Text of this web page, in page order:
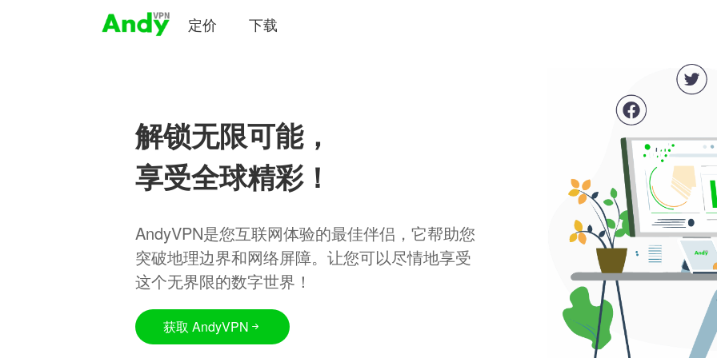
定价 下载
解锁无限可能，
享受全球精彩！
AndyVPN是您互联网体验的最佳伴侣，它帮助您
突破地理边界和网络屏障。让您可以尽情地享受
这个无界限的数字世界！
获取 AndyVPN